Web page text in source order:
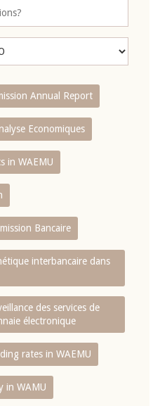
Annual Report
Economiques
in WAEMU
Bancaire
interbancaire dans
des services de
électronique
rates in WAEMU
in WAMU